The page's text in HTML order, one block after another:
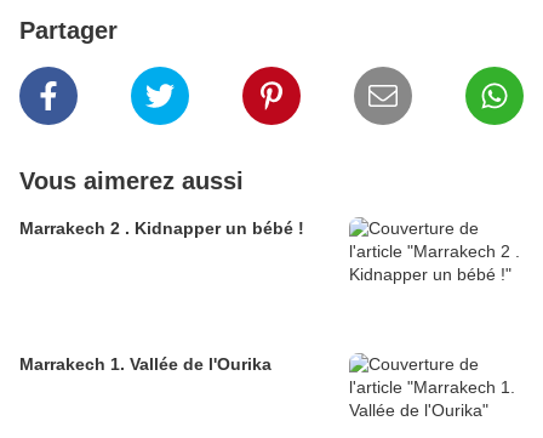
Partager
Vous aimerez aussi
Marrakech 2 . Kidnapper un bébé !
Marrakech 1. Vallée de l'Ourika